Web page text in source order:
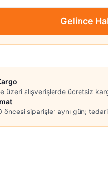
Gelince
üzeri alışverişlerde ücretsiz
öncesi siparişler aynı gün;